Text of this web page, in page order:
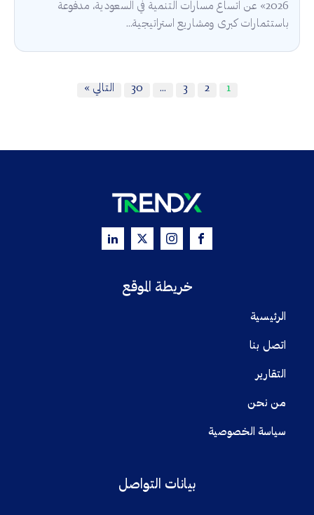
2026» عن اتساع مسارات التنمية في السعودية، مدفوعة
باستثمارات كبرى ومشاريع استراتيجية...
1
2
3
…
30 التالي »
خريطة الموقع
الرئيسية
اتصل بنا
التقارير
من نحن
سياسة الخصوصية
بيانات التواصل